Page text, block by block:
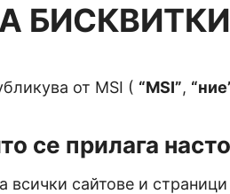
БИСКВИТКИ
от MSI ( “MSI”,
се прилага
всички сайтове и